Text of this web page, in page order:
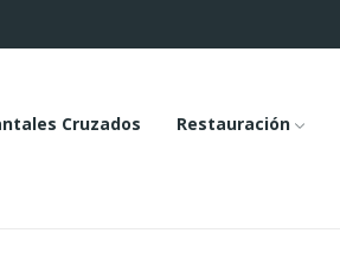
Cruzados Restauración